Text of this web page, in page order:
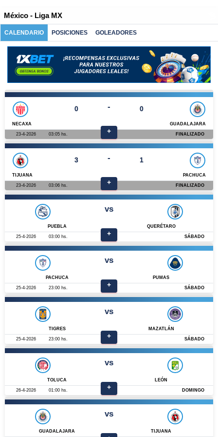
México - Liga MX
CALENDARIO POSICIONES GOLEADORES
NECAXA
0 - 0
GUADALAJARA
+
23-4-2026 03:05 hs. FINALIZADO
TIJUANA
3 - 1
PACHUCA
+
23-4-2026 03:06 hs. FINALIZADO
PUEBLA
vs
QUERÉTARO
+
25-4-2026 03:00 hs. SÁBADO
PACHUCA
vs
PUMAS
+
25-4-2026 23:00 hs. SÁBADO
TIGRES
vs
MAZATLÁN
+
25-4-2026 23:00 hs. SÁBADO
TOLUCA
vs
LEÓN
+
26-4-2026 01:00 hs. DOMINGO
GUADALAJARA
vs
TIJUANA